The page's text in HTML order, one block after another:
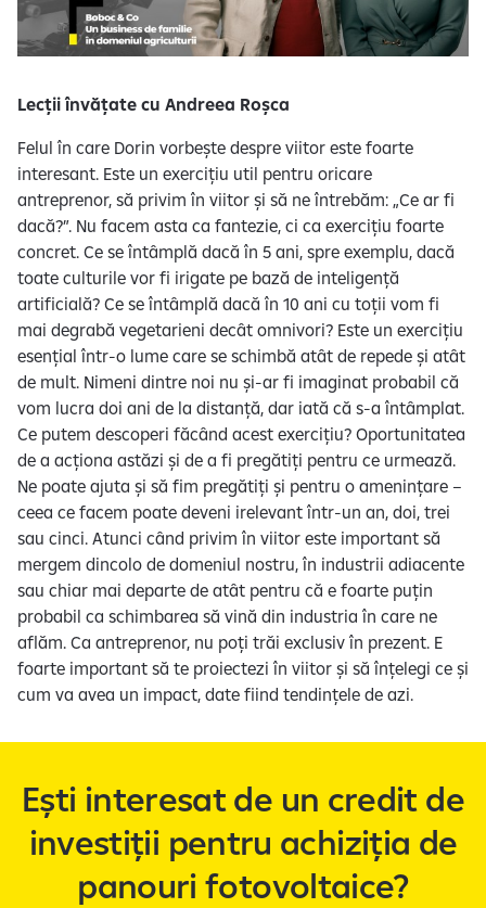
Lecții învățate cu Andreea Roșca
Felul în care Dorin vorbește despre viitor este foarte
interesant. Este un exercițiu util pentru oricare
antreprenor, să privim în viitor și să ne întrebăm: „Ce ar fi
dacă?”. Nu facem asta ca fantezie, ci ca exercițiu foarte
concret. Ce se întâmplă dacă în 5 ani, spre exemplu, dacă
toate culturile vor fi irigate pe bază de inteligență
artificială? Ce se întâmplă dacă în 10 ani cu toții vom fi
mai degrabă vegetarieni decât omnivori? Este un exercițiu
esențial într-o lume care se schimbă atât de repede și atât
de mult. Nimeni dintre noi nu și-ar fi imaginat probabil că
vom lucra doi ani de la distanță, dar iată că s-a întâmplat.
Ce putem descoperi făcând acest exercițiu? Oportunitatea
de a acționa astăzi și de a fi pregătiți pentru ce urmează.
Ne poate ajuta și să fim pregătiți și pentru o amenințare –
ceea ce facem poate deveni irelevant într-un an, doi, trei
sau cinci. Atunci când privim în viitor este important să
mergem dincolo de domeniul nostru, în industrii adiacente
sau chiar mai departe de atât pentru că e foarte puțin
probabil ca schimbarea să vină din industria în care ne
aflăm. Ca antreprenor, nu poți trăi exclusiv în prezent. E
foarte important să te proiectezi în viitor și să înțelegi ce și
cum va avea un impact, date fiind tendințele de azi.
Ești interesat de un credit de
investiții pentru achiziția de
panouri fotovoltaice?